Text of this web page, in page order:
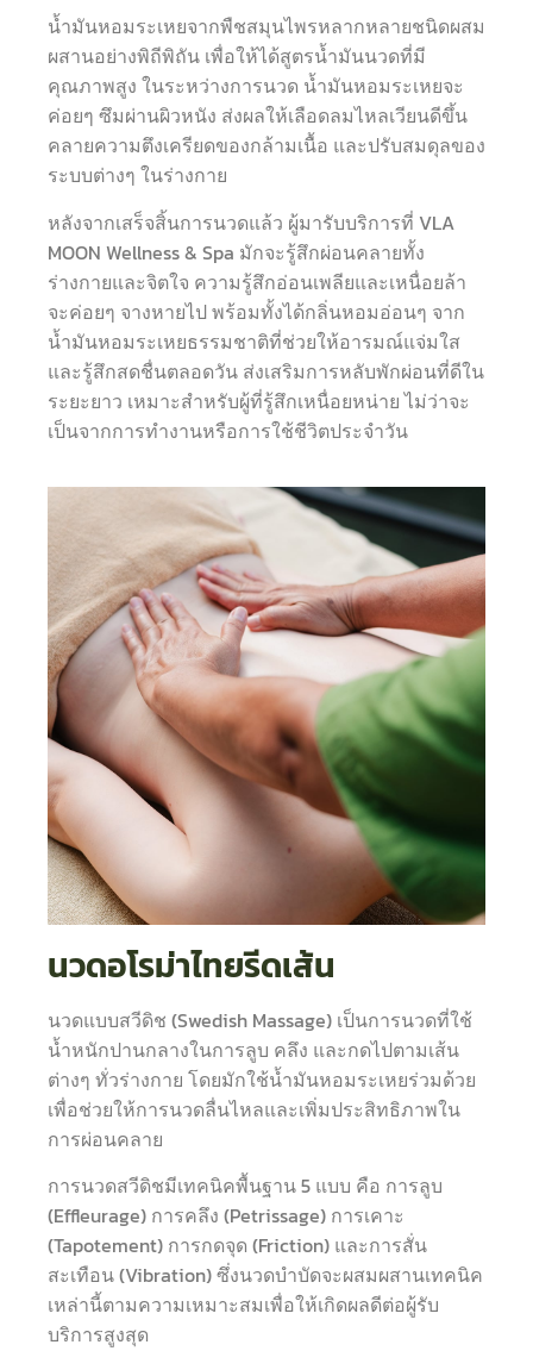
น้ำมันหอมระเหยจากพืชสมุนไพรหลากหลายชนิดผสม
ผสานอย่างพิถีพิถัน เพื่อให้ได้สูตรน้ำมันนวดที่มี
คุณภาพสูง ในระหว่างการนวด น้ำมันหอมระเหยจะ
ค่อยๆ ซึมผ่านผิวหนัง ส่งผลให้เลือดลมไหลเวียนดีขึ้น
คลายความตึงเครียดของกล้ามเนื้อ และปรับสมดุลของ
ระบบต่างๆ ในร่างกาย
หลังจากเสร็จสิ้นการนวดแล้ว ผู้มารับบริการที่ VLA
MOON Wellness & Spa มักจะรู้สึกผ่อนคลายทั้ง
ร่างกายและจิตใจ ความรู้สึกอ่อนเพลียและเหนื่อยล้า
จะค่อยๆ จางหายไป พร้อมทั้งได้กลิ่นหอมอ่อนๆ จาก
น้ำมันหอมระเหยธรรมชาติที่ช่วยให้อารมณ์แจ่มใส
และรู้สึกสดชื่นตลอดวัน ส่งเสริมการหลับพักผ่อนที่ดีใน
ระยะยาว เหมาะสำหรับผู้ที่รู้สึกเหนื่อยหน่าย ไม่ว่าจะ
เป็นจากการทำงานหรือการใช้ชีวิตประจำวัน
นวดอโรม่าไทยรีดเส้น
นวดแบบสวีดิช (Swedish Massage) เป็นการนวดที่ใช้
น้ำหนักปานกลางในการลูบ คลึง และกดไปตามเส้น
ต่างๆ ทั่วร่างกาย โดยมักใช้น้ำมันหอมระเหยร่วมด้วย
เพื่อช่วยให้การนวดลื่นไหลและเพิ่มประสิทธิภาพใน
การผ่อนคลาย
การนวดสวีดิชมีเทคนิคพื้นฐาน 5 แบบ คือ การลูบ
(Effleurage) การคลึง (Petrissage) การเคาะ
(Tapotement) การกดจุด (Friction) และการสั่น
สะเทือน (Vibration) ซึ่งนวดบำบัดจะผสมผสานเทคนิค
เหล่านี้ตามความเหมาะสมเพื่อให้เกิดผลดีต่อผู้รับ
บริการสูงสุด